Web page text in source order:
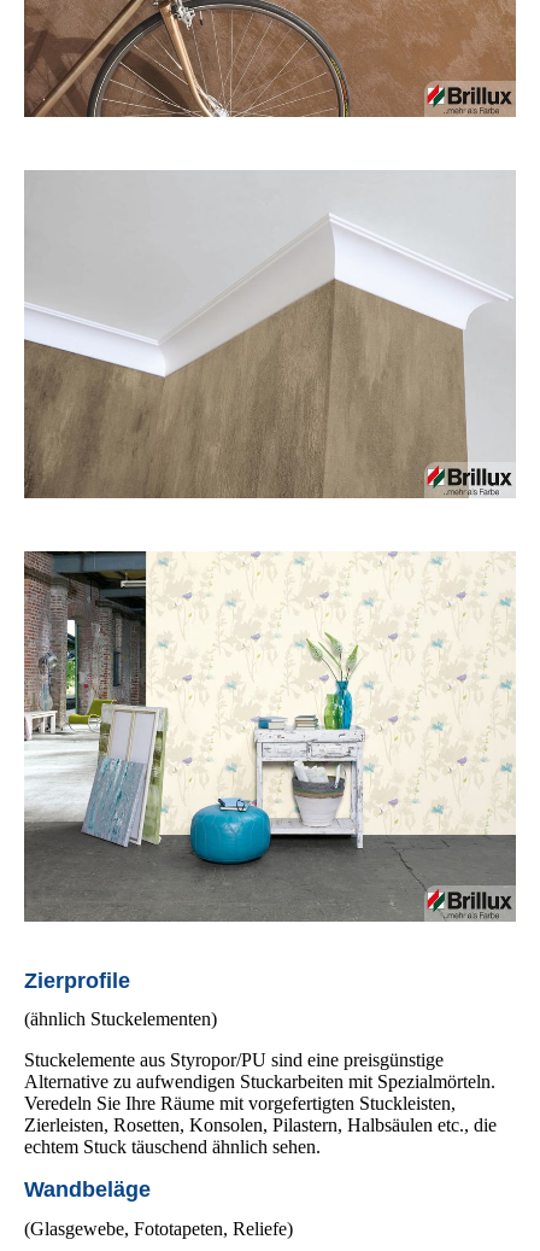
Zierprofile
(ähnlich Stuckelementen)
Stuckelemente aus Styropor/PU sind eine preisgünstige
Alternative zu aufwendigen Stuckarbeiten mit Spezial­mörteln.
Veredeln Sie Ihre Räume mit vorgefertigten Stuckleisten,
Zierleisten, Rosetten, Konsolen, Pilastern, Halb­säulen etc., die
echtem Stuck täuschend ähnlich sehen.
Wandbeläge
(Glasgewebe, Fototapeten, Reliefe)